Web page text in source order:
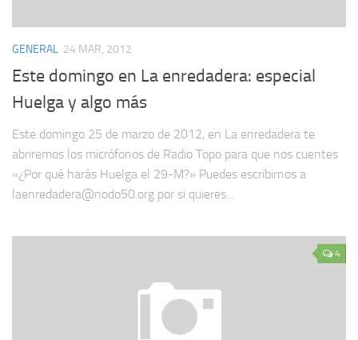
GENERAL 24 MAR, 2012
Este domingo en La enredadera: especial
Huelga y algo más
Este domingo 25 de marzo de 2012, en La enredadera te
abriremos los micrófonos de Radio Topo para que nos cuentes
«¿Por qué harás Huelga el 29-M?» Puedes escribirnos a
laenredadera@nodo50.org por si quieres...
4